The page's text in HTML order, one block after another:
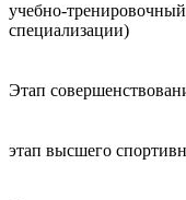
учебно-
специализации)
Этап
этап высшего